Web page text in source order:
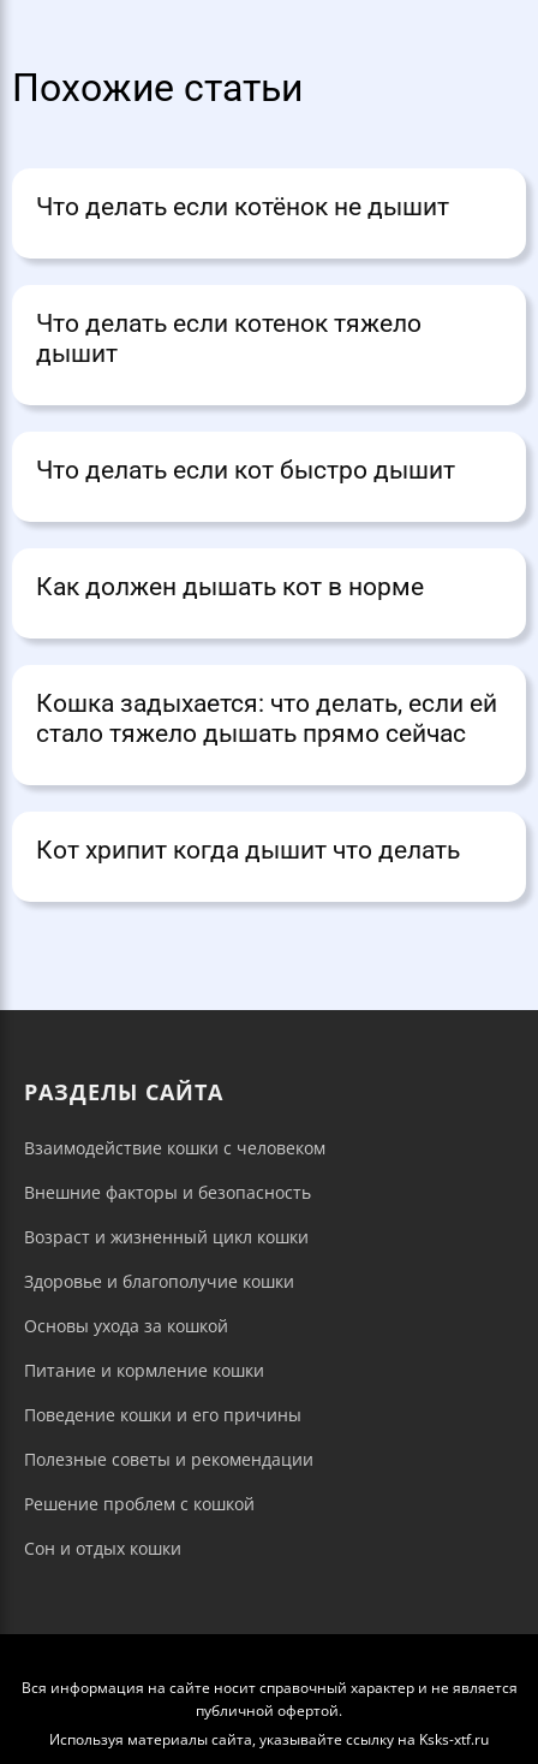
Похожие статьи
Что делать если котёнок не дышит
Что делать если котенок тяжело
дышит
Что делать если кот быстро дышит
Как должен дышать кот в норме
Кошка задыхается: что делать, если ей
стало тяжело дышать прямо сейчас
Кот хрипит когда дышит что делать
РАЗДЕЛЫ САЙТА
Взаимодействие кошки с человеком
Внешние факторы и безопасность
Возраст и жизненный цикл кошки
Здоровье и благополучие кошки
Основы ухода за кошкой
Питание и кормление кошки
Поведение кошки и его причины
Полезные советы и рекомендации
Решение проблем с кошкой
Сон и отдых кошки
Вся информация на сайте носит справочный характер и не является
публичной офертой.
Используя материалы сайта, указывайте ссылку на Ksks-xtf.ru